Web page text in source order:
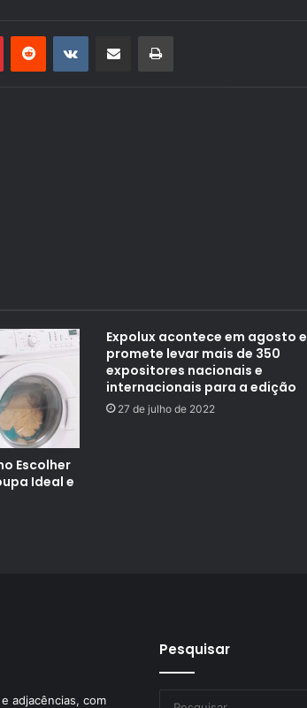
PinterestReddit VK Compartilhar via e-mail Imprimir
Escolher
Ideal e
Expolux acontece em agosto e
promete levar mais de 350
expositores nacionais e
internacionais para a edição
27 de julho de 2022
adjacências, com
Pesquisar